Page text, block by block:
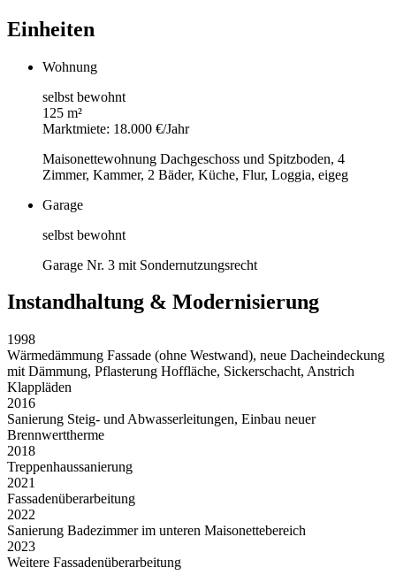
Einheiten
Wohnung
selbst bewohnt
125 m²
Marktmiete: 18.000 €/Jahr
Maisonettewohnung Dachgeschoss und Spitzboden, 4
Zimmer, Kammer, 2 Bäder, Küche, Flur, Loggia, eigeg
Garage
selbst bewohnt
Garage Nr. 3 mit Sondernutzungsrecht
Instandhaltung & Modernisierung
1998
Wärmedämmung Fassade (ohne Westwand), neue Dacheindeckung
mit Dämmung, Pflasterung Hoffläche, Sickerschacht, Anstrich
Klappläden
2016
Sanierung Steig- und Abwasserleitungen, Einbau neuer
Brennwerttherme
2018
Treppenhaussanierung
2021
Fassadenüberarbeitung
2022
Sanierung Badezimmer im unteren Maisonettebereich
2023
Weitere Fassadenüberarbeitung